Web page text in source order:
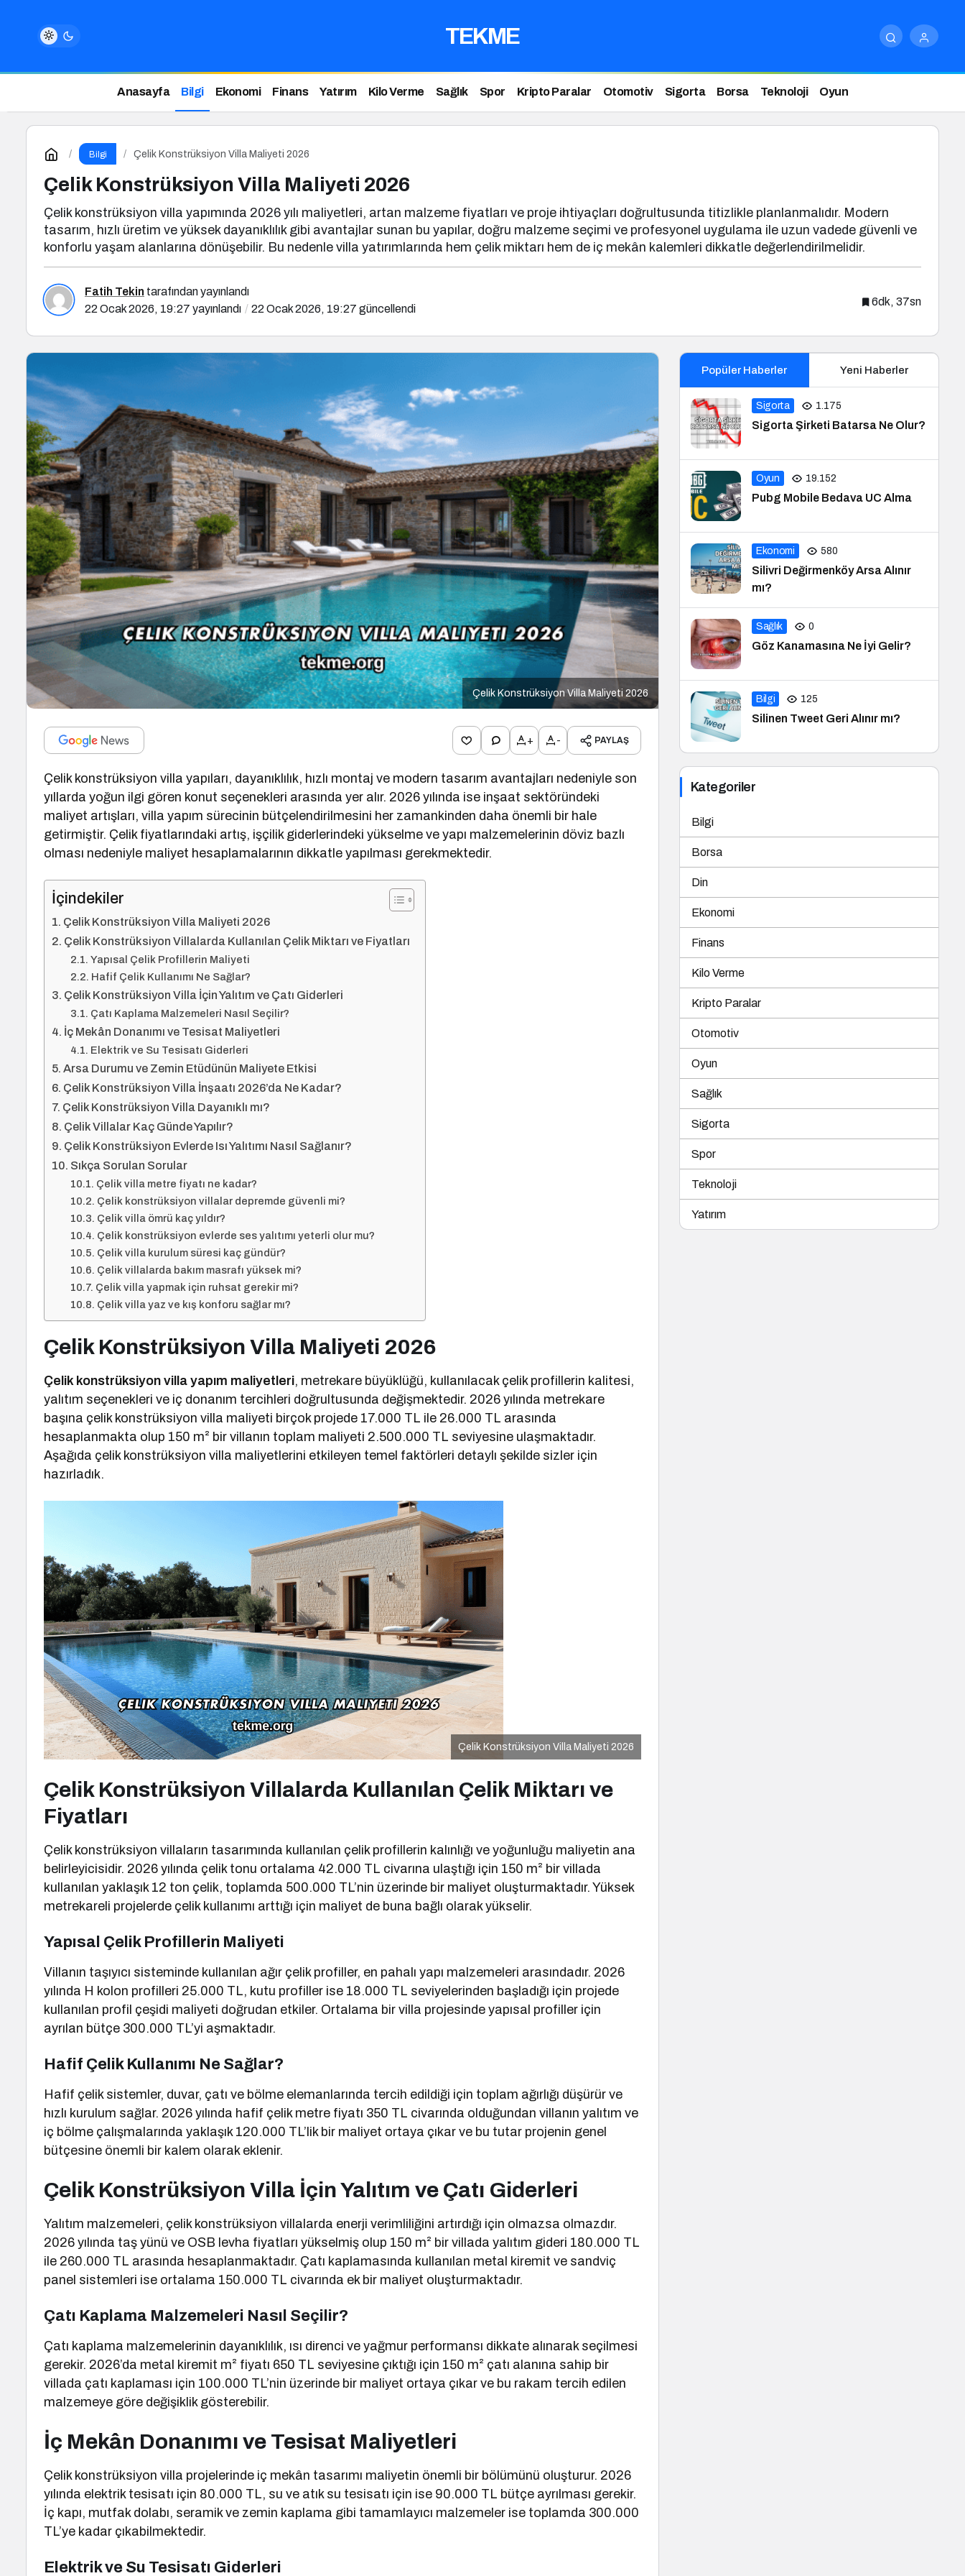
TEKME
Anasayfa Bilgi Ekonomi Finans Yatırım Kilo Verme Sağlık Spor Kripto Paralar Otomotiv Sigorta Borsa Teknoloji Oyun
Bilgi Çelik Konstrüksiyon Villa Maliyeti 2026
Çelik Konstrüksiyon Villa Maliyeti 2026
Çelik konstrüksiyon villa yapımında 2026 yılı maliyetleri, artan malzeme fiyatları ve proje ihtiyaçları doğrultusunda titizlikle planlanmalıdır. Modern
tasarım, hızlı üretim ve yüksek dayanıklılık gibi avantajlar sunan bu yapılar, doğru malzeme seçimi ve profesyonel uygulama ile uzun vadede güvenli ve
konforlu yaşam alanlarına dönüşebilir. Bu nedenle villa yatırımlarında hem çelik miktarı hem de iç mekân kalemleri dikkatle değerlendirilmelidir.
Fatih Tekin tarafından yayınlandı
22 Ocak 2026, 19:27 yayınlandı 22 Ocak 2026, 19:27 güncellendi
6dk, 37sn
Çelik Konstrüksiyon Villa Maliyeti 2026
+ - PAYLAŞ
Çelik konstrüksiyon villa yapıları, dayanıklılık, hızlı montaj ve modern tasarım avantajları nedeniyle son
yıllarda yoğun ilgi gören konut seçenekleri arasında yer alır. 2026 yılında ise inşaat sektöründeki
maliyet artışları, villa yapım sürecinin bütçelendirilmesini her zamankinden daha önemli bir hale
getirmiştir. Çelik fiyatlarındaki artış, işçilik giderlerindeki yükselme ve yapı malzemelerinin döviz bazlı
olması nedeniyle maliyet hesaplamalarının dikkatle yapılması gerekmektedir.
İçindekiler
Çelik Konstrüksiyon Villa Maliyeti 2026
Çelik Konstrüksiyon Villalarda Kullanılan Çelik Miktarı ve Fiyatları
Yapısal Çelik Profillerin Maliyeti
Hafif Çelik Kullanımı Ne Sağlar?
Çelik Konstrüksiyon Villa İçin Yalıtım ve Çatı Giderleri
Çatı Kaplama Malzemeleri Nasıl Seçilir?
İç Mekân Donanımı ve Tesisat Maliyetleri
Elektrik ve Su Tesisatı Giderleri
Arsa Durumu ve Zemin Etüdünün Maliyete Etkisi
Çelik Konstrüksiyon Villa İnşaatı 2026’da Ne Kadar?
Çelik Konstrüksiyon Villa Dayanıklı mı?
Çelik Villalar Kaç Günde Yapılır?
Çelik Konstrüksiyon Evlerde Isı Yalıtımı Nasıl Sağlanır?
Sıkça Sorulan Sorular
Çelik villa metre fiyatı ne kadar?
Çelik konstrüksiyon villalar depremde güvenli mi?
Çelik villa ömrü kaç yıldır?
Çelik konstrüksiyon evlerde ses yalıtımı yeterli olur mu?
Çelik villa kurulum süresi kaç gündür?
Çelik villalarda bakım masrafı yüksek mi?
Çelik villa yapmak için ruhsat gerekir mi?
Çelik villa yaz ve kış konforu sağlar mı?
Çelik Konstrüksiyon Villa Maliyeti 2026
Çelik konstrüksiyon villa yapım maliyetleri, metrekare büyüklüğü, kullanılacak çelik profillerin kalitesi,
yalıtım seçenekleri ve iç donanım tercihleri doğrultusunda değişmektedir. 2026 yılında metrekare
başına çelik konstrüksiyon villa maliyeti birçok projede 17.000 TL ile 26.000 TL arasında
hesaplanmakta olup 150 m² bir villanın toplam maliyeti 2.500.000 TL seviyesine ulaşmaktadır.
Aşağıda çelik konstrüksiyon villa maliyetlerini etkileyen temel faktörleri detaylı şekilde sizler için
hazırladık.
Çelik Konstrüksiyon Villa Maliyeti 2026
Çelik Konstrüksiyon Villalarda Kullanılan Çelik Miktarı ve
Fiyatları
Çelik konstrüksiyon villaların tasarımında kullanılan çelik profillerin kalınlığı ve yoğunluğu maliyetin ana
belirleyicisidir. 2026 yılında çelik tonu ortalama 42.000 TL civarına ulaştığı için 150 m² bir villada
kullanılan yaklaşık 12 ton çelik, toplamda 500.000 TL’nin üzerinde bir maliyet oluşturmaktadır. Yüksek
metrekareli projelerde çelik kullanımı arttığı için maliyet de buna bağlı olarak yükselir.
Yapısal Çelik Profillerin Maliyeti
Villanın taşıyıcı sisteminde kullanılan ağır çelik profiller, en pahalı yapı malzemeleri arasındadır. 2026
yılında H kolon profilleri 25.000 TL, kutu profiller ise 18.000 TL seviyelerinden başladığı için projede
kullanılan profil çeşidi maliyeti doğrudan etkiler. Ortalama bir villa projesinde yapısal profiller için
ayrılan bütçe 300.000 TL’yi aşmaktadır.
Hafif Çelik Kullanımı Ne Sağlar?
Hafif çelik sistemler, duvar, çatı ve bölme elemanlarında tercih edildiği için toplam ağırlığı düşürür ve
hızlı kurulum sağlar. 2026 yılında hafif çelik metre fiyatı 350 TL civarında olduğundan villanın yalıtım ve
iç bölme çalışmalarında yaklaşık 120.000 TL’lik bir maliyet ortaya çıkar ve bu tutar projenin genel
bütçesine önemli bir kalem olarak eklenir.
Çelik Konstrüksiyon Villa İçin Yalıtım ve Çatı Giderleri
Yalıtım malzemeleri, çelik konstrüksiyon villalarda enerji verimliliğini artırdığı için olmazsa olmazdır.
2026 yılında taş yünü ve OSB levha fiyatları yükselmiş olup 150 m² bir villada yalıtım gideri 180.000 TL
ile 260.000 TL arasında hesaplanmaktadır. Çatı kaplamasında kullanılan metal kiremit ve sandviç
panel sistemleri ise ortalama 150.000 TL civarında ek bir maliyet oluşturmaktadır.
Çatı Kaplama Malzemeleri Nasıl Seçilir?
Çatı kaplama malzemelerinin dayanıklılık, ısı direnci ve yağmur performansı dikkate alınarak seçilmesi
gerekir. 2026’da metal kiremit m² fiyatı 650 TL seviyesine çıktığı için 150 m² çatı alanına sahip bir
villada çatı kaplaması için 100.000 TL’nin üzerinde bir maliyet ortaya çıkar ve bu rakam tercih edilen
malzemeye göre değişiklik gösterebilir.
İç Mekân Donanımı ve Tesisat Maliyetleri
Çelik konstrüksiyon villa projelerinde iç mekân tasarımı maliyetin önemli bir bölümünü oluşturur. 2026
yılında elektrik tesisatı için 80.000 TL, su ve atık su tesisatı için ise 90.000 TL bütçe ayrılması gerekir.
İç kapı, mutfak dolabı, seramik ve zemin kaplama gibi tamamlayıcı malzemeler ise toplamda 300.000
TL’ye kadar çıkabilmektedir.
Elektrik ve Su Tesisatı Giderleri
Popüler Haberler Yeni Haberler
Sigorta 1.175
Sigorta Şirketi Batarsa Ne Olur?
Oyun 19.152
Pubg Mobile Bedava UC Alma
Ekonomi 580
Silivri Değirmenköy Arsa Alınır
mı?
Sağlık 0
Göz Kanamasına Ne İyi Gelir?
Bilgi 125
Silinen Tweet Geri Alınır mı?
Kategoriler
Bilgi
Borsa
Din
Ekonomi
Finans
Kilo Verme
Kripto Paralar
Otomotiv
Oyun
Sağlık
Sigorta
Spor
Teknoloji
Yatırım